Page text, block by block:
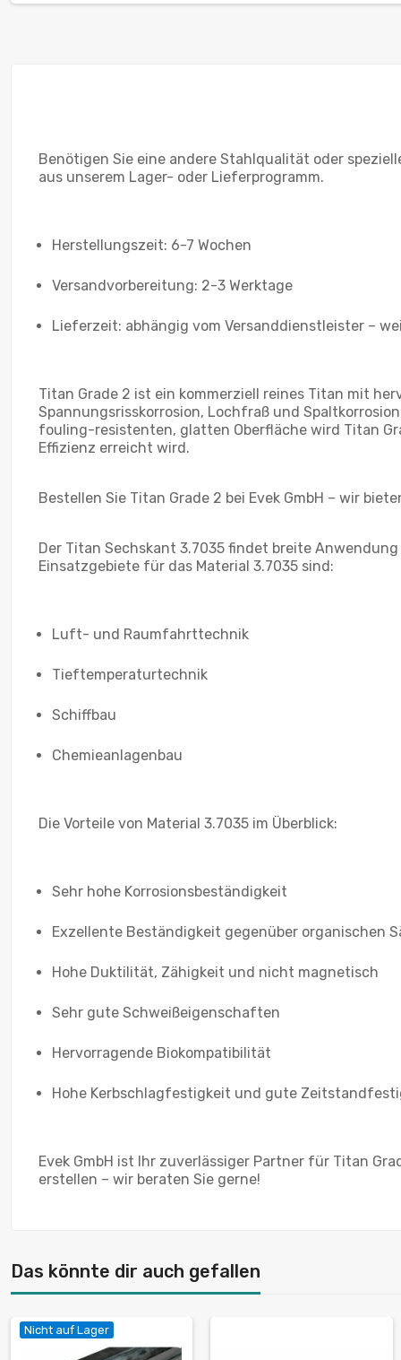
Benötigen Sie eine andere Stahlqualität oder
aus unserem Lager- oder Lieferprogramm.
Herstellungszeit: 6-7 Wochen
Versandvorbereitung: 2-3 Werktage
Lieferzeit: abhängig vom Versanddienstleister –
Titan Grade 2 ist ein kommerziell reines Titan mit
Spannungsrisskorrosion, Lochfraß und
fouling-resistenten, glatten Oberfläche wird Titan
Effizienz erreicht wird.
Bestellen Sie Titan Grade 2 bei Evek GmbH – wir
Der Titan Sechskant 3.7035 findet breite
Einsatzgebiete für das Material 3.7035 sind:
Luft- und Raumfahrttechnik
Tieftemperaturtechnik
Schiffbau
Chemieanlagenbau
Die Vorteile von Material 3.7035 im Überblick:
Sehr hohe Korrosionsbeständigkeit
Exzellente Beständigkeit gegenüber organischen
Hohe Duktilität, Zähigkeit und nicht magnetisch
Sehr gute Schweißeigenschaften
Hervorragende Biokompatibilität
Hohe Kerbschlagfestigkeit und gute
Evek GmbH ist Ihr zuverlässiger Partner für Titan
erstellen – wir beraten Sie gerne!
Das könnte dir auch gefallen
Nicht auf Lager